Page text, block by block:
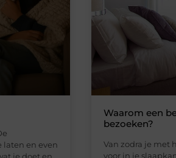
laten en even
Waarom een
bezoeken?
Van zodra je met
voor in je